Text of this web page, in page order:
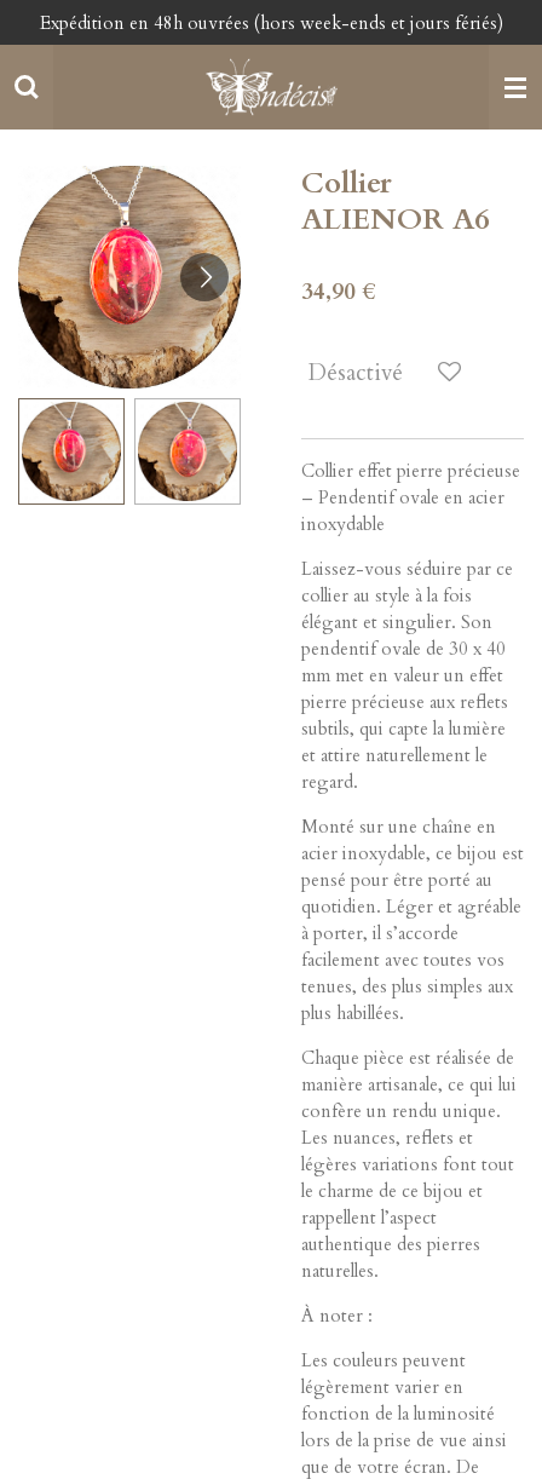
Passer
au
contenu
principal
Expédition en 48h ouvrées (hors week-ends et jours fériés)
Collier
ALIENOR A6
34,90 €
Désactivé
Collier effet pierre précieuse
– Pendentif ovale en acier
inoxydable
Laissez-vous séduire par ce
collier au style à la fois
élégant et singulier. Son
pendentif ovale de 30 x 40
mm met en valeur un effet
pierre précieuse aux reflets
subtils, qui capte la lumière
et attire naturellement le
regard.
Monté sur une chaîne en
acier inoxydable, ce bijou est
pensé pour être porté au
quotidien. Léger et agréable
à porter, il s’accorde
facilement avec toutes vos
tenues, des plus simples aux
plus habillées.
Chaque pièce est réalisée de
manière artisanale, ce qui lui
confère un rendu unique.
Les nuances, reflets et
légères variations font tout
le charme de ce bijou et
rappellent l’aspect
authentique des pierres
naturelles.
À noter :
Les couleurs peuvent
légèrement varier en
fonction de la luminosité
lors de la prise de vue ainsi
que de votre écran. De